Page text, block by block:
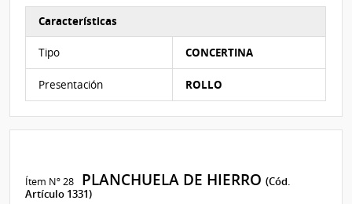
Características del Ítem Nº 102
Características
Tipo CONCERTINA
Presentación ROLLO
Ítem Nº 28 PLANCHUELA DE HIERRO(Cód.
Artículo 1331)